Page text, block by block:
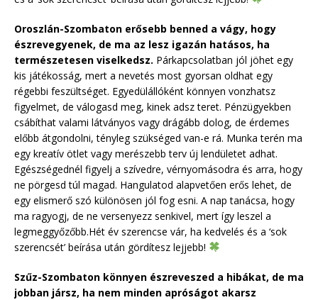
Oroszlán-Szombaton erősebb benned a vágy, hogy
észrevegyenek, de ma az lesz igazán hatásos, ha
természetesen viselkedsz. Párkapcsolatban jól jöhet egy
kis játékosság, mert a nevetés most gyorsan oldhat egy
régebbi feszültséget. Egyedülállóként könnyen vonzhatsz
figyelmet, de válogasd meg, kinek adsz teret. Pénzügyekben
csábíthat valami látványos vagy drágább dolog, de érdemes
előbb átgondolni, tényleg szükséged van-e rá. Munka terén ma
egy kreatív ötlet vagy merészebb terv új lendületet adhat.
Egészségednél figyelj a szívedre, vérnyomásodra és arra, hogy
ne pörgesd túl magad. Hangulatod alapvetően erős lehet, de
egy elismerő szó különösen jól fog esni. A nap tanácsa, hogy
ma ragyogj, de ne versenyezz senkivel, mert így leszel a
legmeggyőzőbb.Hét év szerencse vár, ha kedvelés és a ‘sok
szerencsét’ beírása után gördítesz lejjebb!
Szűz-Szombaton könnyen észreveszed a hibákat, de ma
jobban jársz, ha nem minden apróságot akarsz